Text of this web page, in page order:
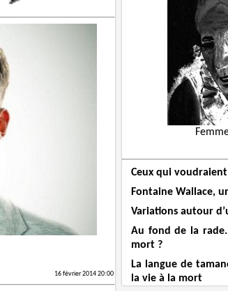
16 février 2014 20:00
Ceux qui
Fontaine Wallace,
Variations autour
Au fond de la
mort ?
La langue de
la vie à la mort